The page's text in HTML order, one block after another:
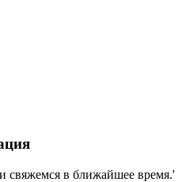
свяжемся в ближайшее время.'